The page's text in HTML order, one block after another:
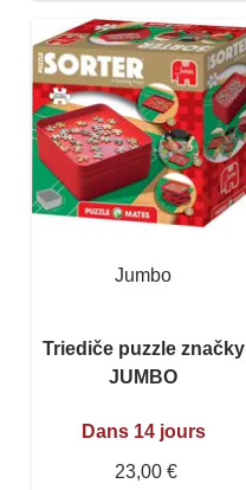
Jumbo
Triediče puzzle značky
JUMBO
Dans 14 jours
23,00 €